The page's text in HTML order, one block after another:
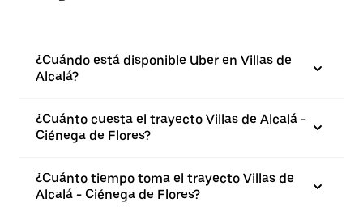
¿Cuándo está disponible Uber en Villas de
Alcalá?
¿Cuánto cuesta el trayecto Villas de Alcalá -
Ciénega de Flores?
¿Cuánto tiempo toma el trayecto Villas de
Alcalá - Ciénega de Flores?